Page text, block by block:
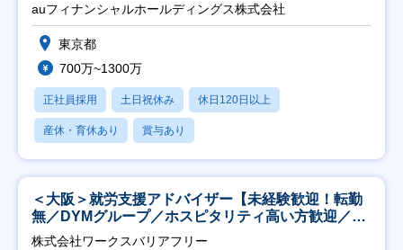
auフィナンシャルホールディングス株式会社
東京都
700万~1300万
正社員採用 土日祝休み 休日120日以上
産休・育休あり 賞与あり
＜大阪＞就労支援アドバイザー【未経験歓迎！転勤
無／DYMグループ／ホスピタリティ高い方歓迎／土
日祝】
株式会社ワークスバリアフリー